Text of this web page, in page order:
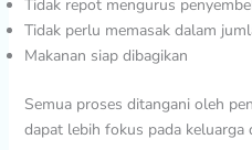
Tidak repot mengurus
Tidak perlu memasak dalam
Makanan siap dibagikan
Semua proses ditangani oleh
dapat lebih fokus pada keluarga